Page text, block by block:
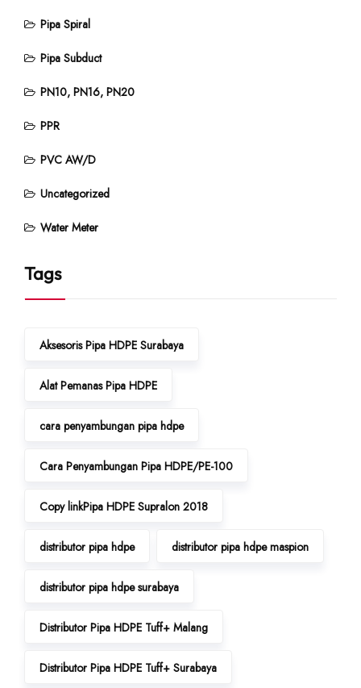
Pipa Spiral
Pipa Subduct
PN10, PN16, PN20
PPR
PVC AW/D
Uncategorized
Water Meter
Tags
Aksesoris Pipa HDPE Surabaya
Alat Pemanas Pipa HDPE
cara penyambungan pipa hdpe
Cara Penyambungan Pipa HDPE/PE-100
Copy linkPipa HDPE Supralon 2018
distributor pipa hdpe distributor pipa hdpe maspion
distributor pipa hdpe surabaya
Distributor Pipa HDPE Tuff+ Malang
Distributor Pipa HDPE Tuff+ Surabaya